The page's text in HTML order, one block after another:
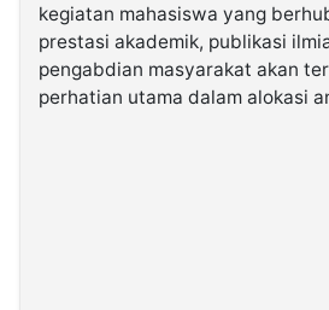
kegiatan mahasiswa yang
prestasi akademik, publikasi
pengabdian masyarakat akan
perhatian utama dalam alokasi